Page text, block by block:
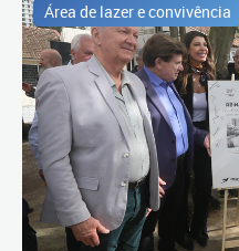
Área de lazer e convivência